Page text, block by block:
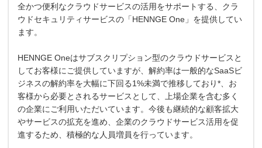
全かつ便利なクラウドサービスの活用をサポートする、クラ
ウドセキュリティサービスの「HENNGE One」を提供してい
ます。
HENNGE Oneはサブスクリプション型のクラウドサービスと
してお客様にご提供していますが、解約率は一般的なSaaSビ
ジネスの解約率を大幅に下回る1%未満で推移しており*、お
客様から必要とされるサービスとして、上場企業を含む多く
の企業にご利用いただいています。今後も継続的な顧客拡大
やサービスの拡充を進め、企業のクラウドサービス活用を促
進するため、積極的な人員増員を行っています。